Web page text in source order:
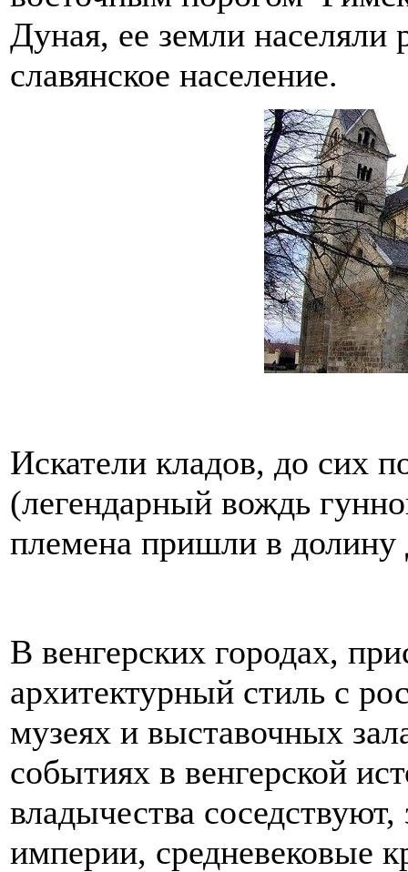
Дуная, ее земли населяли
славянское население.
Искатели кладов, до сих
(легендарный вождь
племена пришли в долину
В венгерских городах,
архитектурный стиль с
музеях и выставочных
событиях в венгерской
владычества
империи, средневековые